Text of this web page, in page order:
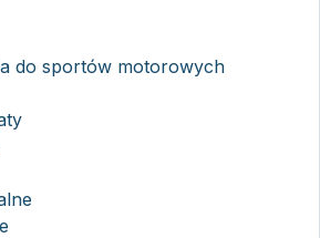
do sportów motorowych